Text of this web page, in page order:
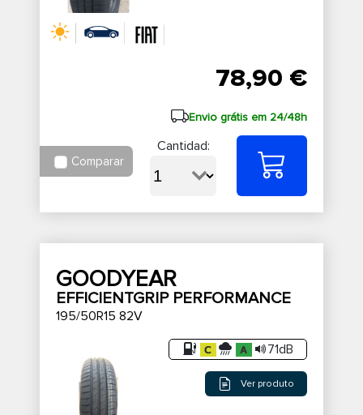
78,90 €
Envio grátis em 24/48h
Comparar
Cantidad:
GOODYEAR
EFFICIENTGRIP PERFORMANCE
195/50R15 82V
71dB
Ver produto